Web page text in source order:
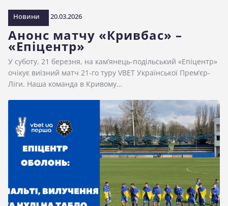
Новини 20.03.2026
Анонс матчу «Кривбас» –
«Епіцентр»
У суботу, 21 березня, на кам’янець-подільський «Епіцентр»
очікує виїзний матч 21-го туру VBET Української Прем’єр-
Ліги. Наша команда в Кривому…